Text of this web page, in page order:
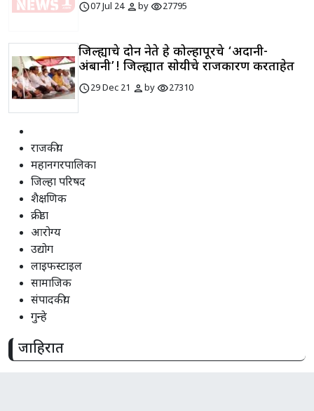
schedule07 Jul 24 personbyvisibility27795
जिल्ह्याचे दोन नेते हे कोल्हापूरचे ‘अदानी-
अंबानी’! जिल्ह्यात सोयीचे राजकारण करताहेत
schedule29 Dec 21 personbyvisibility27310
राजकीय
महानगरपालिका
जिल्हा परिषद
शैक्षणिक
क्रीडा
आरोग्य
उद्योग
लाइफस्टाइल
सामाजिक
संपादकीय
गुन्हे
जाहिरात